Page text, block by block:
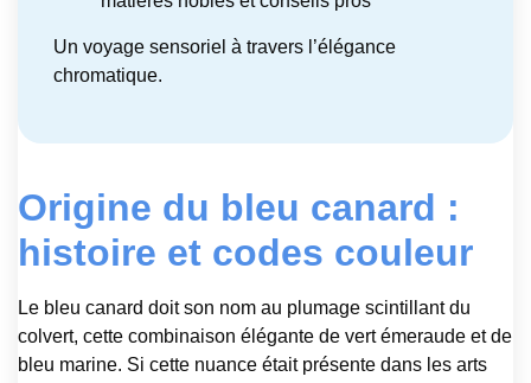
Un voyage sensoriel à travers l’élégance
chromatique.
Origine du bleu canard :
histoire et codes couleur
Le bleu canard doit son nom au plumage scintillant du
colvert, cette combinaison élégante de vert émeraude et de
bleu marine. Si cette nuance était présente dans les arts